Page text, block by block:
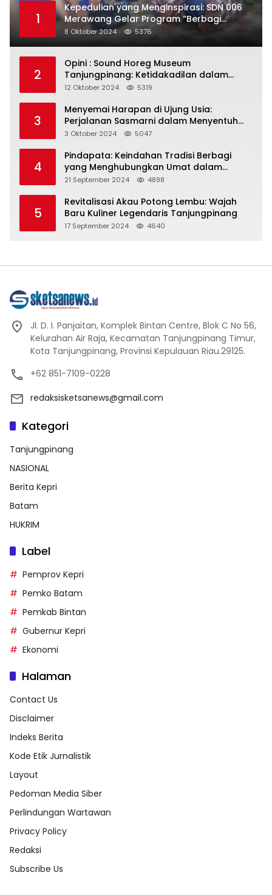
1
Kepedulian yang Menginspirasi: SDN 006
Merawang Gelar Program “Berbagi
Segenggam Beras”
8 Oktober 2024 5376
2
Opini : Sound Horeg Museum
Tanjungpinang: Ketidakadilan dalam
Representasi
12 Oktober 2024 5319
3
Menyemai Harapan di Ujung Usia:
Perjalanan Sasmarni dalam Menyentuh
Hati dan Jiwa
3 Oktober 2024 5047
4
Pindapata: Keindahan Tradisi Berbagi
yang Menghubungkan Umat dalam
Spiritualitas dan Kebersamaan dalam
21 September 2024 4898
5
Revitalisasi Akau Potong Lembu: Wajah
Baru Kuliner Legendaris Tanjungpinang
17 September 2024 4640
Jl. D. I. Panjaitan, Komplek Bintan Centre, Blok C No 56,
Kelurahan Air Raja, Kecamatan Tanjungpinang Timur,
Kota Tanjungpinang, Provinsi Kepulauan Riau.29125.
+62 851-7109-0228
redaksisketsanews@gmail.com
Kategori
Tanjungpinang
NASIONAL
Berita Kepri
Batam
HUKRIM
Label
Pemprov Kepri
Pemko Batam
Pemkab Bintan
Gubernur Kepri
Ekonomi
Halaman
Contact Us
Disclaimer
Indeks Berita
Kode Etik Jurnalistik
Layout
Pedoman Media Siber
Perlindungan Wartawan
Privacy Policy
Redaksi
Subscribe Us